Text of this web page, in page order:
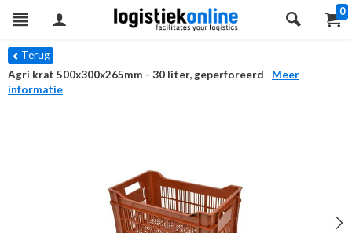
0
Terug
Agri krat 500x300x265mm - 30 liter, geperforeerd
Meer
informatie